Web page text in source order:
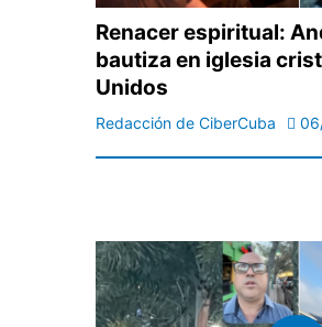
Renacer espiritual:
bautiza en iglesia
Unidos
Redacción de CiberCuba